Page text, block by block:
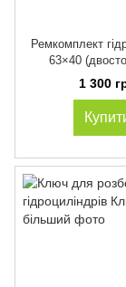
Ремкомплект
63×40
кермовий) – хід
1 300